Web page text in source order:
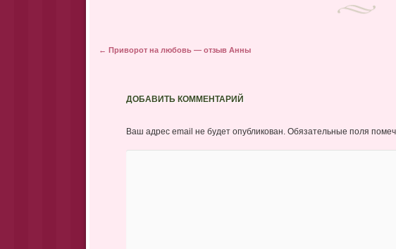
Post navigation
← Приворот на любовь — отзыв Анны
ДОБАВИТЬ КОММЕНТАРИЙ
Ваш адрес email не будет опубликован. Обязательные поля